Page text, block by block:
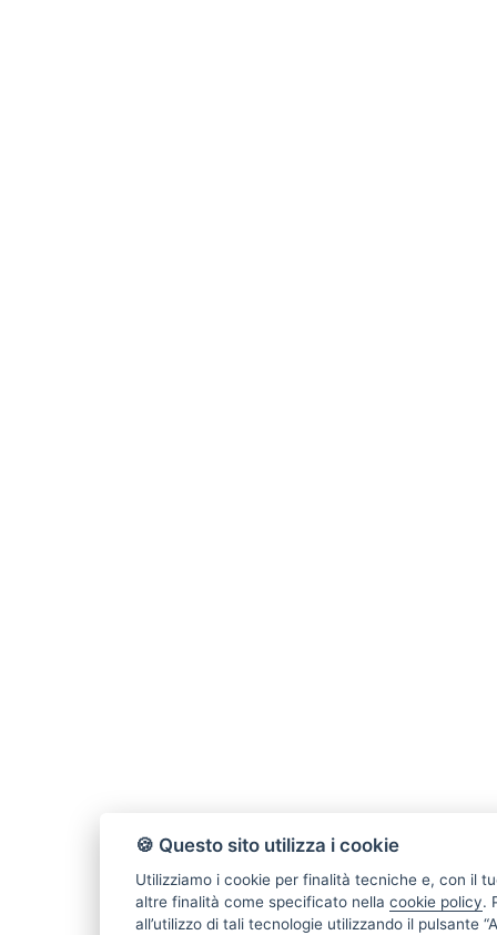
🍪 Questo sito utilizza i cookie
Utilizziamo i cookie per finalità tecniche e, con il
altre finalità come specificato nella cookie policy.
all’utilizzo di tali tecnologie utilizzando il pulsante